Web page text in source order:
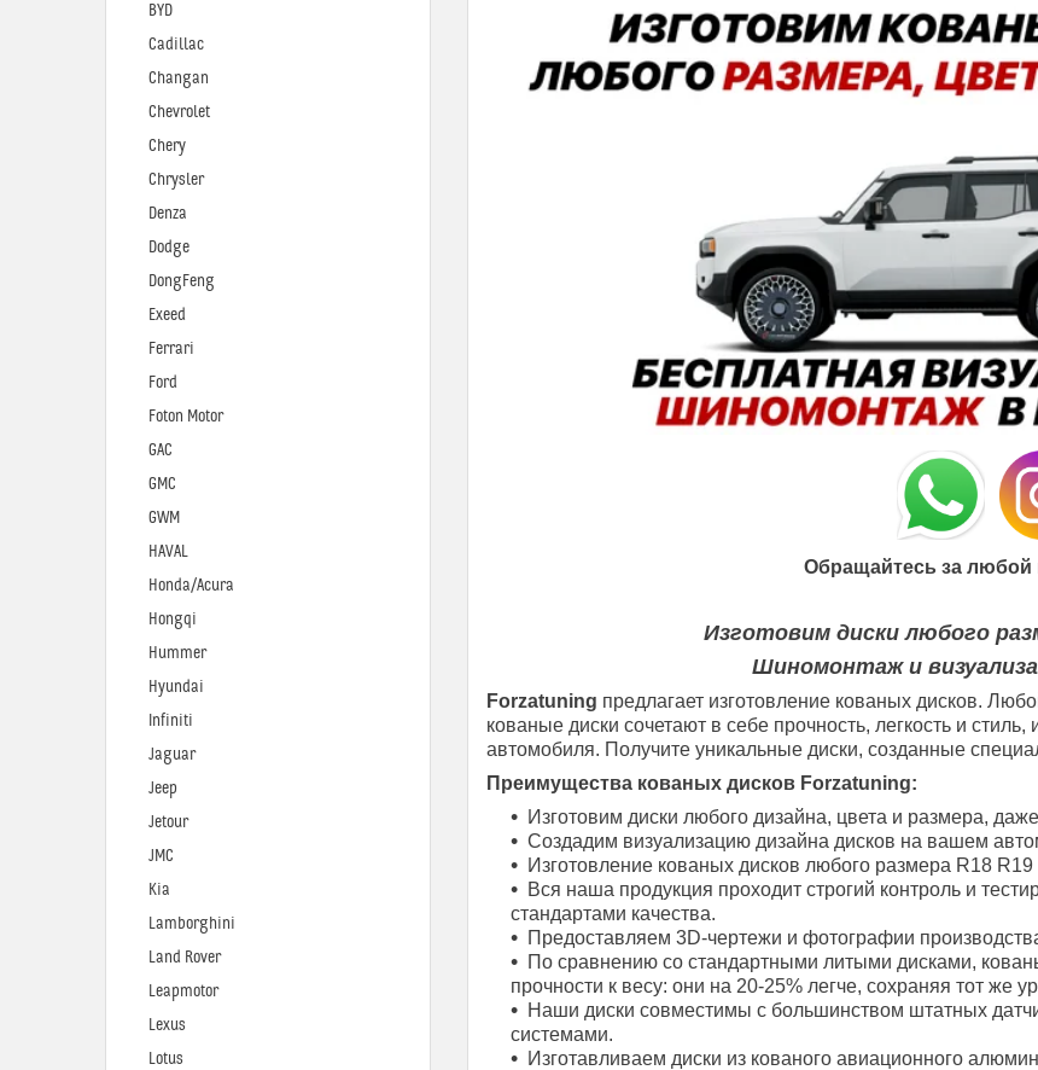
Обращайтесь за
Изготовим диски любого
Шиномонтаж и
Forzatuning предлагает изготовление кованых дисков.
кованые диски сочетают в себе прочность, легкость и
автомобиля. Получите уникальные диски, созданные
Преимущества кованых дисков Forzatuning:
Изготовим диски любого дизайна, цвета и размера,
Создадим визуализацию дизайна дисков на вашем
Изготовление кованых дисков любого размера R18 R19
Вся наша продукция проходит строгий контроль и
стандартами качества.
Предоставляем 3D-чертежи и фотографии
По сравнению со стандартными литыми дисками,
прочности к весу: они на 20-25% легче, сохраняя тот же
Наши диски совместимы с большинством штатных
системами.
Изготавливаем диски из кованого авиационного
BYD
Cadillac
Changan
Chevrolet
Chery
Chrysler
Denza
Dodge
DongFeng
Exeed
Ferrari
Ford
Foton Motor
GAC
GMC
GWM
HAVAL
Honda/Acura
Hongqi
Hummer
Hyundai
Infiniti
Jaguar
Jeep
Jetour
JMC
Kia
Lamborghini
Land Rover
Leapmotor
Lexus
Lotus